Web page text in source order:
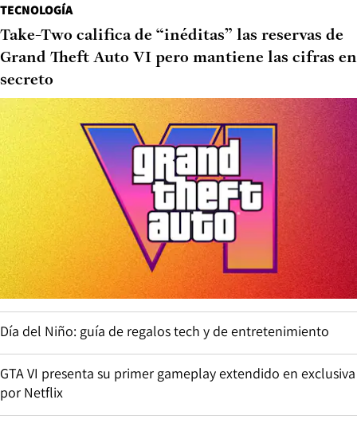
TECNOLOGÍA
Take-Two califica de “inéditas” las reservas de
Grand Theft Auto VI pero mantiene las cifras en
secreto
Día del Niño: guía de regalos tech y de entretenimiento
GTA VI presenta su primer gameplay extendido en exclusiva
por Netflix